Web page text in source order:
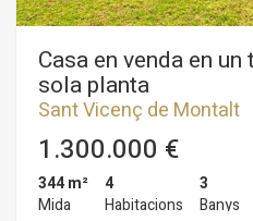
Casa en venda en
sola planta
Sant Vicenç de Montalt
1.300.000 €
344 m²
Mida
4
Habitacions
3
Banys